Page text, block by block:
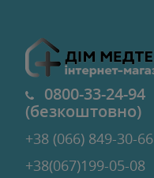
0800-33-24-94
(безкоштовно)
+38 (066) 849-30-66
+38(067)199-05-08